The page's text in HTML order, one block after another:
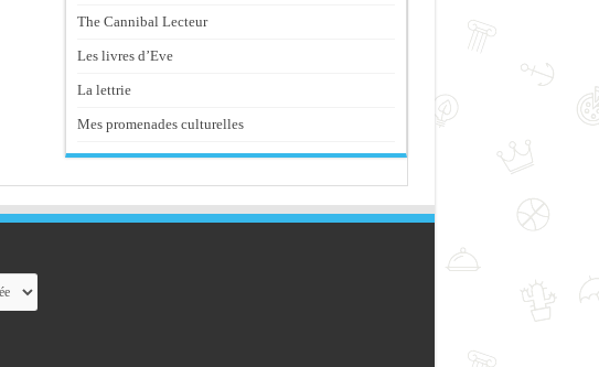
The Cannibal Lecteur
Les livres d’Eve
La lettrie
Mes promenades culturelles